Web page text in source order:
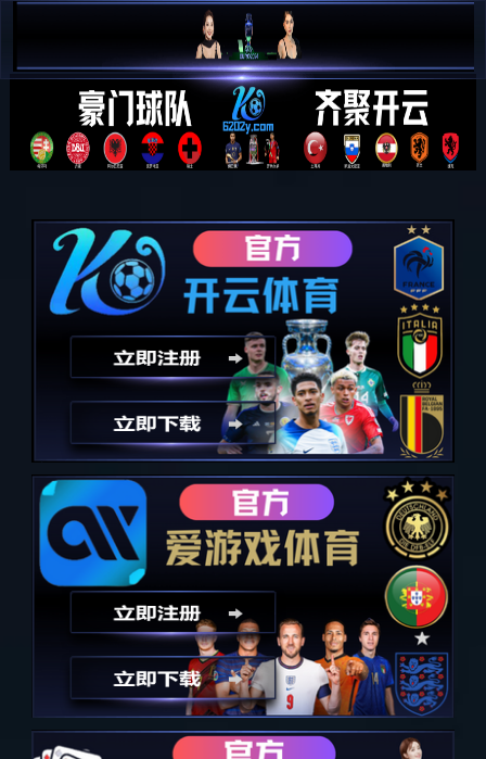
PG娱乐-科技赋能场景,让娱乐更
有趣!
金耳朵音乐私享会